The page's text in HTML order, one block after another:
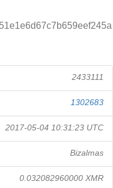
2433111
1302683
2017-05-04 10:31:23 UTC
Bizalmas
0.032082960000 XMR